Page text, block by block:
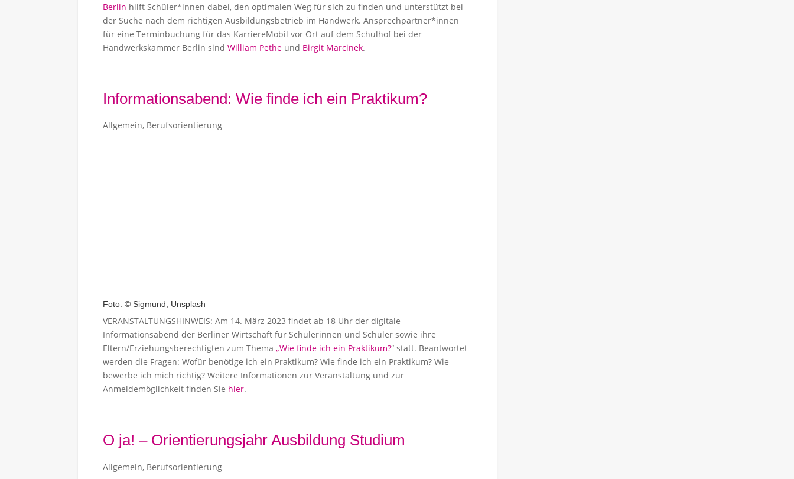
Berlin hilft Schüler*innen dabei, den optimalen Weg für sich zu finden und unterstützt bei
der Suche nach dem richtigen Ausbildungsbetrieb im Handwerk. Ansprechpartner*innen
für eine Terminbuchung für das KarriereMobil vor Ort auf dem Schulhof bei der
Handwerkskammer Berlin sind William Pethe und Birgit Marcinek.
Informationsabend: Wie finde ich ein Praktikum?
Allgemein, Berufsorientierung
Foto: © Sigmund, Unsplash
VERANSTALTUNGSHINWEIS: Am 14. März 2023 findet ab 18 Uhr der digitale
Informationsabend der Berliner Wirtschaft für Schülerinnen und Schüler sowie ihre
Eltern/Erziehungsberechtigten zum Thema „Wie finde ich ein Praktikum?“ statt. Beantwortet
werden die Fragen: Wofür benötige ich ein Praktikum? Wie finde ich ein Praktikum? Wie
bewerbe ich mich richtig? Weitere Informationen zur Veranstaltung und zur
Anmeldemöglichkeit finden Sie hier.
O ja! – Orientierungsjahr Ausbildung Studium
Allgemein, Berufsorientierung